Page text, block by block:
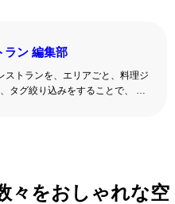
ン 編集部
ストランを、エリアごと、料理ジ
タグ絞り込みをすることで、 い
々をおしゃれな空